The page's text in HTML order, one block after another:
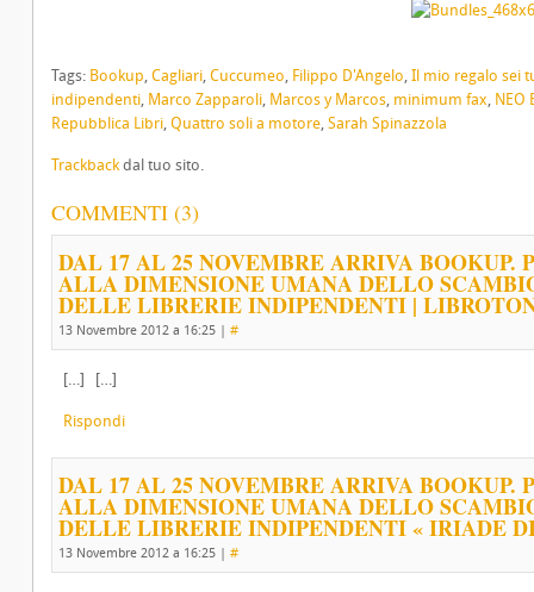
Tags: Bookup, Cagliari, Cuccumeo, Filippo D'Angelo, Il mio regalo sei
indipendenti, Marco Zapparoli, Marcos y Marcos, minimum fax, NEO
Repubblica Libri, Quattro soli a motore, Sarah Spinazzola
Trackbackdal tuo sito.
COMMENTI (3)
DAL 17 AL 25 NOVEMBRE ARRIVA BOOKUP.
ALLA DIMENSIONE UMANA DELLO
DELLE LIBRERIE INDIPENDENTI |
13 Novembre 2012 a 16:25 | #
[…] […]
Rispondi
DAL 17 AL 25 NOVEMBRE ARRIVA BOOKUP.
ALLA DIMENSIONE UMANA DELLO
DELLE LIBRERIE INDIPENDENTI « IRIADE
13 Novembre 2012 a 16:25 | #